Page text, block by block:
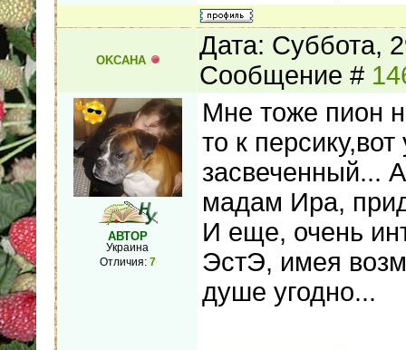
OKCAHA
Дата: Суббота,
Сообщение #
АВТОР
Украина
Отличия: 7
Мне тоже пион
то к
засвеченный...
мадам Ира,
И еще, очень
ЭстЭ, имея
душе угодно...